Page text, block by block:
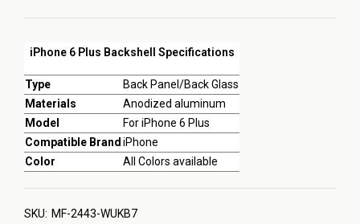
iPhone 6 Plus Backshell Specifications
Type
Back Panel/Back Glass
Materials
Anodized aluminum
Model
For iPhone 6 Plus
Compatible Brand iPhone
Color
All Colors available
SKU: MF-2443-WUKB7